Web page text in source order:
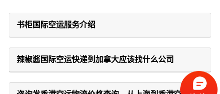
书柜国际空运服务介绍
辣椒酱国际空运快递到加拿大应该找什么公司